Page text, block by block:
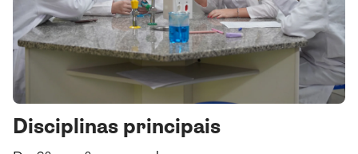
Disciplinas principais